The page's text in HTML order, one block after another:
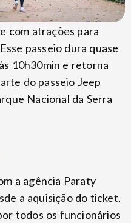
com atrações para
passeio dura quase
10h30min e retorna
do passeio Jeep
Nacional da Serra
a agência Paraty
a aquisição do ticket,
todos os funcionários